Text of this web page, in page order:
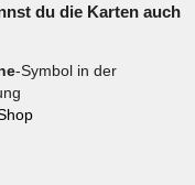
du die Karten auch
-Symbol in der